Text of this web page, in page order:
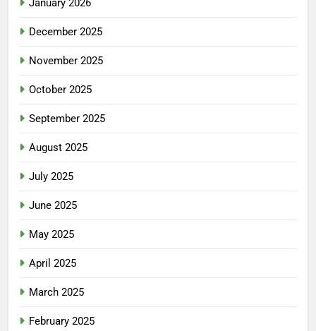
January 2026
December 2025
November 2025
October 2025
September 2025
August 2025
July 2025
June 2025
May 2025
April 2025
March 2025
February 2025